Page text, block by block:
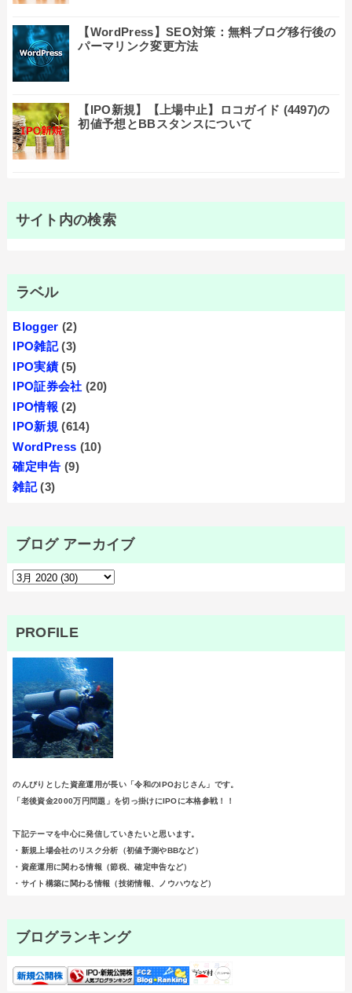
【WordPress】SEO対策：無料ブログ移行後の
パーマリンク変更方法
【IPO新規】【上場中止】ロコガイド (4497)の
初値予想とBBスタンスについて
サイト内の検索
ラベル
Blogger (2)
IPO雑記 (3)
IPO実績 (5)
IPO証券会社 (20)
IPO情報 (2)
IPO新規 (614)
WordPress (10)
確定申告 (9)
雑記 (3)
ブログ アーカイブ
PROFILE
のんびりとした資産運用が長い「令和のIPOおじさん」です。
「老後資金2000万円問題」を切っ掛けにIPOに本格参戦！！
下記テーマを中心に発信していきたいと思います。
・新規上場会社のリスク分析（初値予測やBBなど）
・資産運用に関わる情報（節税、確定申告など）
・サイト構築に関わる情報（技術情報、ノウハウなど）
ブログランキング